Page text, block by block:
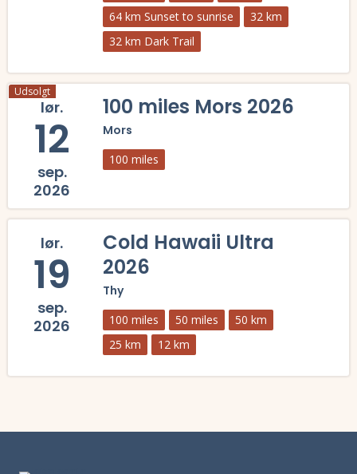
64 km Sunset to sunrise
32 km
32 km Dark Trail
Udsolgt
lør.
12
sep.
2026
100 miles Mors 2026
Mors
100 miles
lør.
19
sep.
2026
Cold Hawaii Ultra
2026
Thy
100 miles 50 miles
50 km
25 km
12 km